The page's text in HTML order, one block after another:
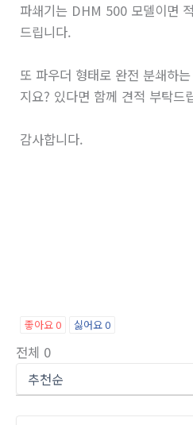
파쇄기는 DHM 500 모델이면
드립니다.
또 파우더 형태로 완전 분쇄하
지요? 있다면 함께 견적 부탁드
감사합니다.
좋아요0 싫어요0
전체 0